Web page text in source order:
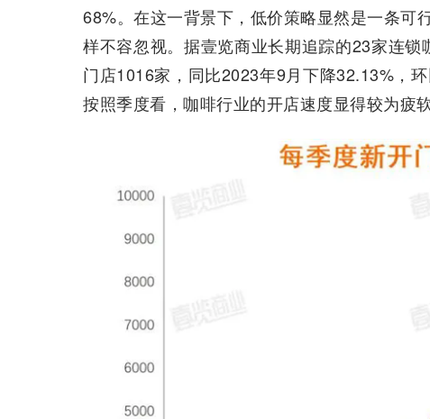
68%。在这一背景下，低价策略显然是一条可
样不容忽视。据壹览商业长期追踪的23家连
门店1016家，同比2023年9月下降32.13%，
按照季度看，咖啡行业的开店速度显得较为疲软